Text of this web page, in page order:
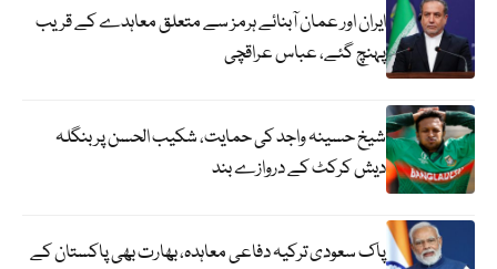
ایران اور عمان آبنائے ہرمز سے متعلق معاہدے کے قریب
پہنچ گئے، عباس عراقچی
شیخ حسینہ واجد کی حمایت، شکیب الحسن پر بنگلہ
دیش کرکٹ کے دروازے بند
پاک سعودی ترکیہ دفاعی معاہدہ، بھارت بھی پاکستان کے